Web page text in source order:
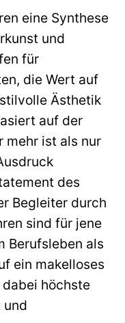
eine Synthese
und
für
die Wert auf
Ästhetik
auf der
mehr ist als nur
des
Begleiter durch
sind für jene
Berufsleben als
ein makelloses
höchste
und